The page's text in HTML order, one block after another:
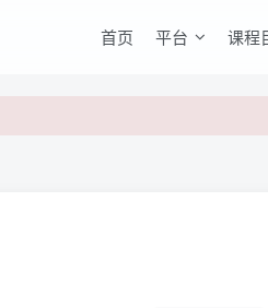
首页 平台 课程